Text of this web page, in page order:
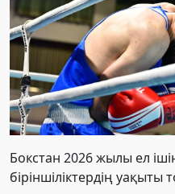
Бокстан 2026 жылы ел
біріншіліктердің уақыты